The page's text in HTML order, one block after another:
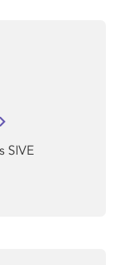
SIVE